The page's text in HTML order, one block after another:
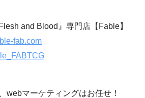
and Blood』専門店【Fable】
fab.com
webマーケティングはお任せ！